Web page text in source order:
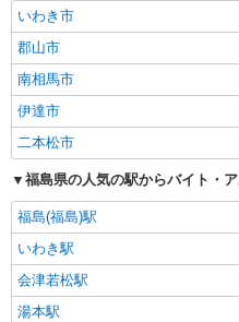
いわき市
郡山市
南相馬市
伊達市
二本松市
福島県の人気の駅からバイト・
福島(福島)駅
いわき駅
会津若松駅
湯本駅